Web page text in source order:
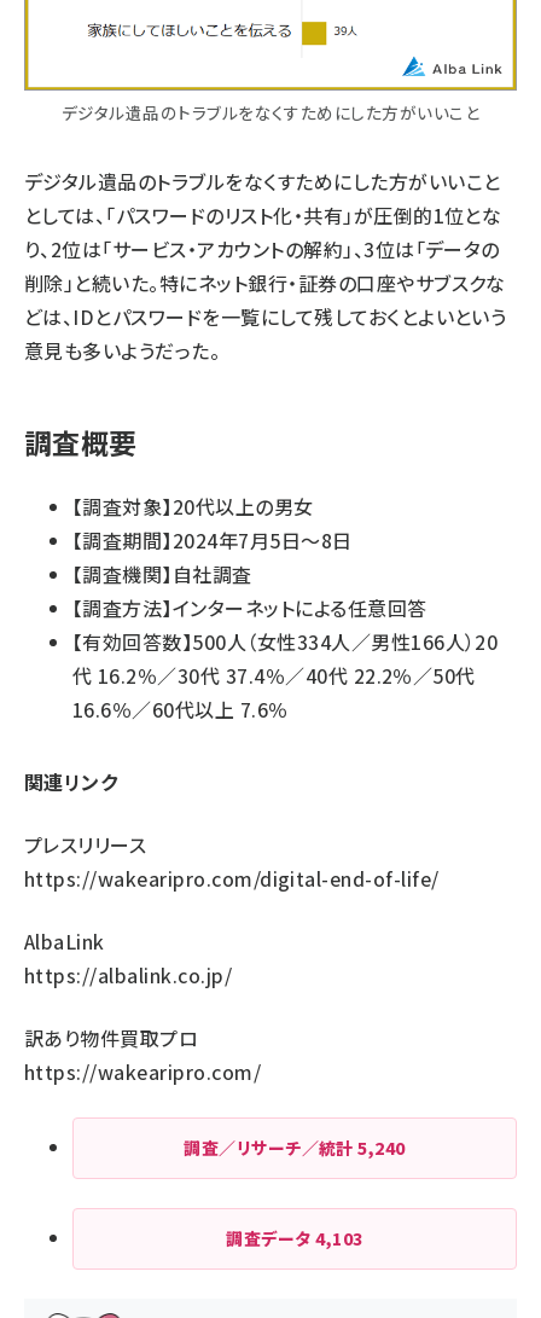
デジタル遺品のトラブルをなくすためにした方がいいこと
デジタル遺品のトラブルをなくすためにした方がいいこと
としては、「パスワードのリスト化・共有」が圧倒的1位とな
り、2位は「サービス・アカウントの解約」、3位は「データの
削除」と続いた。特にネット銀行・証券の口座やサブスクな
どは、IDとパスワードを一覧にして残しておくとよいという
意見も多いようだった。
調査概要
【調査対象】20代以上の男女
【調査期間】2024年7月5日～8日
【調査機関】自社調査
【調査方法】インターネットによる任意回答
【有効回答数】500人（女性334人／男性166人）20
代 16.2％／30代 37.4％／40代 22.2％／50代
16.6％／60代以上 7.6％
関連リンク
プレスリリース
https://wakearipro.com/digital-end-of-life/
AlbaLink
https://albalink.co.jp/
訳あり物件買取プロ
https://wakearipro.com/
調査／リサーチ／統計5,240
調査データ4,103